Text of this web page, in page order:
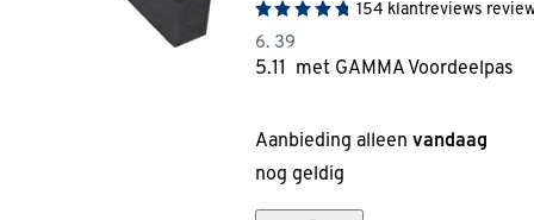
154 klantreviews
6. 39
5.11 met GAMMA Voordeelpas
Aanbieding alleen vandaag
nog geldig